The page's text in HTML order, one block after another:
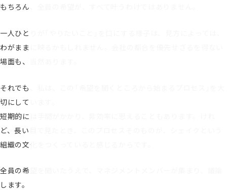
もちろん、全員の希望が、すべて叶うわけではありません。
一人ひとりが「やりたいこと」を口にする様子は、見方によっては、
わがままに映るかもしれません。会社の都合を優先せざるを得ない
場面も、当然あります。
それでも、私は、この「希望を聞くところから始まるプロセス」を大
切にしています。
短期的には手間がかかり、非効率に思えることもあります。けれ
ど、長い目で見たとき、このプロセスそのものが、シェイクという
組織の文化をつくっていると感じるからです。
全員の希望を聞いたうえで、マネジメントメンバーが集まり、議論
します。